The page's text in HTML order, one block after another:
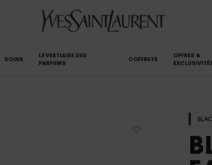
SOINS
LE VESTIAIRE DES
PARFUMS
COFFRETS
OFFRES &